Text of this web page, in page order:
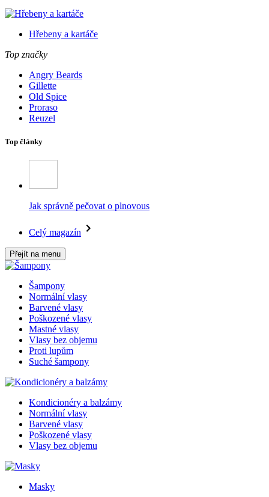
Hřebeny a kartáče
Top značky
Angry Beards
Gillette
Old Spice
Proraso
Reuzel
Top články
Jak správně pečovat o plnovous
Celý magazín
Přejít na menu
Šampony
Normální vlasy
Barvené vlasy
Poškozené vlasy
Mastné vlasy
Vlasy bez objemu
Proti lupům
Suché šampony
Kondicionéry a balzámy
Normální vlasy
Barvené vlasy
Poškozené vlasy
Vlasy bez objemu
Masky